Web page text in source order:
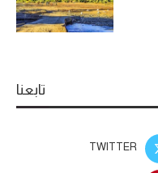
تابعنا
TWITTER